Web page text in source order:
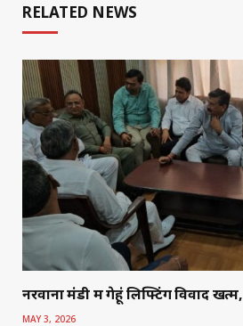
RELATED NEWS
नरवाना मंडी में गेहूं लिफ्टिंग विवाद खत्म,
MAY 3, 2026